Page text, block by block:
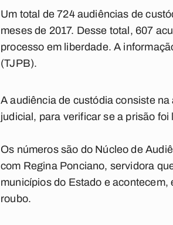
Um total de 724 audiências de
meses de 2017. Desse total, 607
processo em liberdade. A
(TJPB).
A audiência de custódia consiste
judicial, para verificar se a prisão
Os números são do Núcleo de
com Regina Ponciano, servidora
municípios do Estado e
roubo.